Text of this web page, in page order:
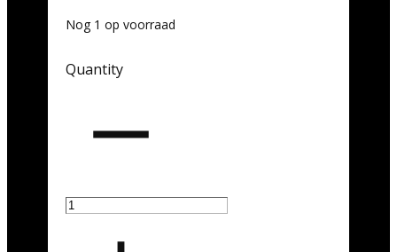
Nog 1 op voorraad
Quantity